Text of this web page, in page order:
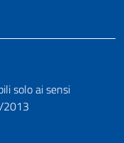
solo ai sensi
2013